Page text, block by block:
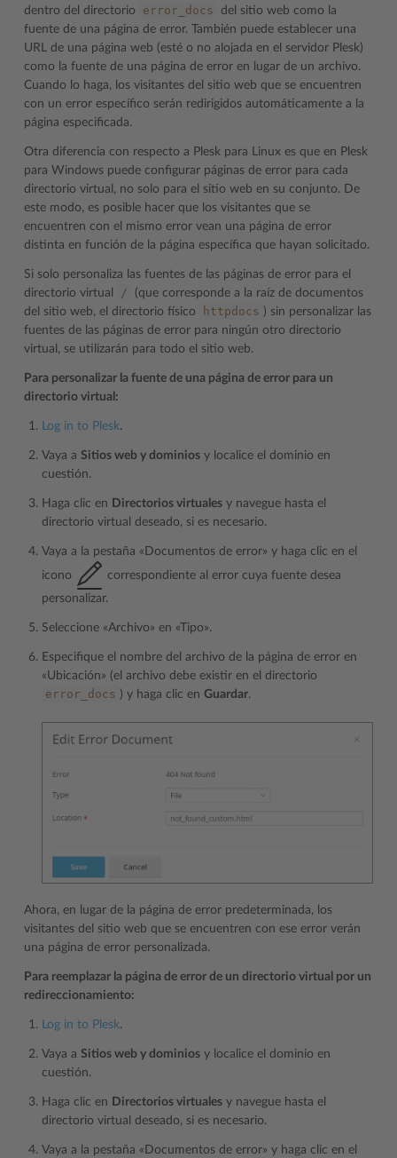
dentro del directorio error_docs
del sitio web como la
fuente de una página de error. También puede establecer una
URL de una página web (esté o no alojada en el servidor Plesk)
como la fuente de una página de error en lugar de un archivo.
Cuando lo haga, los visitantes del sitio web que se encuentren
con un error específico serán redirigidos automáticamente a la
página especificada.
Otra diferencia con respecto a Plesk para Linux es que en Plesk
para Windows puede configurar páginas de error para cada
directorio virtual, no solo para el sitio web en su conjunto. De
este modo, es posible hacer que los visitantes que se
encuentren con el mismo error vean una página de error
distinta en función de la página específica que hayan solicitado.
Si solo personaliza las fuentes de las páginas de error para el
directorio virtual
/
(que corresponde a la raíz de documentos
del sitio web, el directorio físico
httpdocs ) sin personalizar las
fuentes de las páginas de error para ningún otro directorio
virtual, se utilizarán para todo el sitio web.
Para personalizar la fuente de una página de error para un
directorio virtual:
Log in to Plesk.
Vaya a Sitios web y dominios y localice el dominio en
cuestión.
Haga clic en Directorios virtuales y navegue hasta el
directorio virtual deseado, si es necesario.
Vaya a la pestaña «Documentos de error» y haga clic en el
icono
correspondiente al error cuya fuente desea
personalizar.
Seleccione «Archivo» en «Tipo».
Especifique el nombre del archivo de la página de error en
«Ubicación» (el archivo debe existir en el directorio
error_docs ) y haga clic en Guardar.
Ahora, en lugar de la página de error predeterminada, los
visitantes del sitio web que se encuentren con ese error verán
una página de error personalizada.
Para reemplazar la página de error de un directorio virtual por un
redireccionamiento:
Log in to Plesk.
Vaya a Sitios web y dominios y localice el dominio en
cuestión.
Haga clic en Directorios virtuales y navegue hasta el
directorio virtual deseado, si es necesario.
Vaya a la pestaña «Documentos de error» y haga clic en el